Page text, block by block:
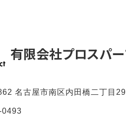
名古屋市南区内田橋二丁目